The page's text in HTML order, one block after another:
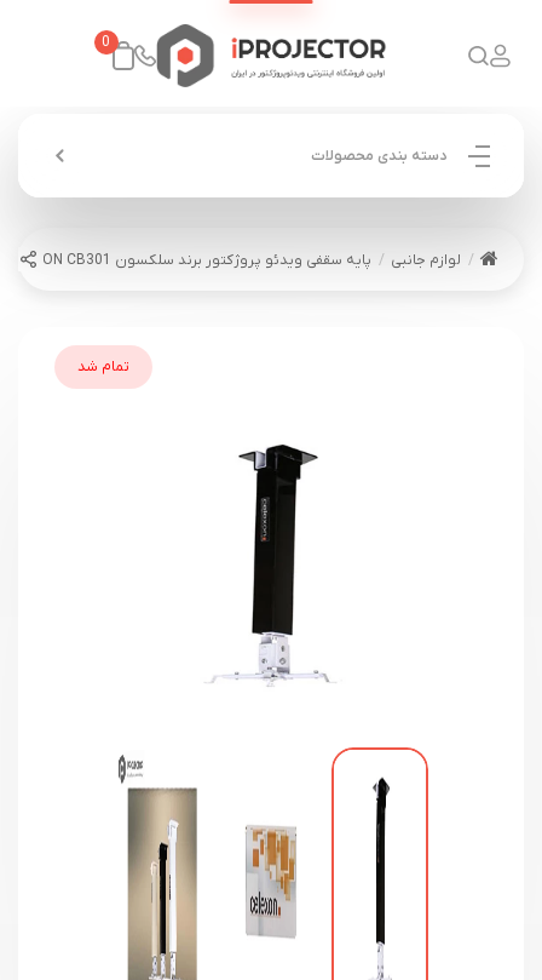
0
دسته بندی محصولات
لوازم جانبی پایه سقفی ویدئو پروژکتور برند سلکسون CELEXON CB301
تمام شد